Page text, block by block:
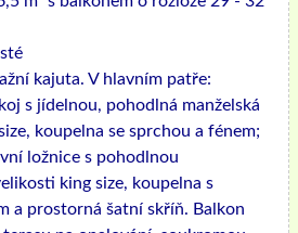
kajuta. V hlavním patře:
s jídelnou, pohodlná manželská
koupelna se sprchou a fénem;
ložnice s pohodlnou
king size, koupelna s
a prostorná šatní skříň. Balkon